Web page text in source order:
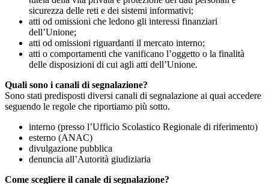
sicurezza delle reti e dei sistemi informativi;
atti od omissioni che ledono gli interessi finanziari
dell’Unione;
atti od omissioni riguardanti il mercato interno;
atti o comportamenti che vanificano l’oggetto o la finalità
delle disposizioni di cui agli atti dell’Unione.
Quali sono i canali di segnalazione?
Sono stati predisposti diversi canali di segnalazione ai quai accedere
seguendo le regole che riportiamo più sotto.
interno (presso l’Ufficio Scolastico Regionale di riferimento)
esterno (ANAC)
divulgazione pubblica
denuncia all’Autorità giudiziaria
Come scegliere il canale di segnalazione?